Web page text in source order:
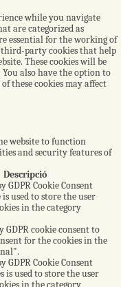
while you navigate
are categorized as
essential for the working of
third-party cookies that help
These cookies will be
also have the option to
these cookies may affect
website to function
and security features of
Descripció
GDPR Cookie Consent
used to store the user
in the category
GDPR cookie consent to
for the cookies in the
GDPR Cookie Consent
is used to store the user
in the category